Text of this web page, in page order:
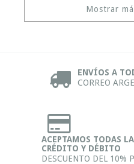
Mostrar
ENVÍOS A
CORREO
ACEPTAMOS TODAS
CRÉDITO Y DÉBITO
DESCUENTO DEL 10%